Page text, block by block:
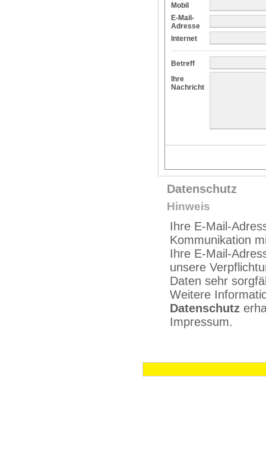
Mobil
E-Mail-
Adresse
Internet
Betreff
Ihre
Nachricht
Datenschutz
Hinweis
Ihre E-Mail-
Kommunikation
Ihre E-Mail-
unsere
Daten sehr
Weitere
Datenschutz
Impressum.